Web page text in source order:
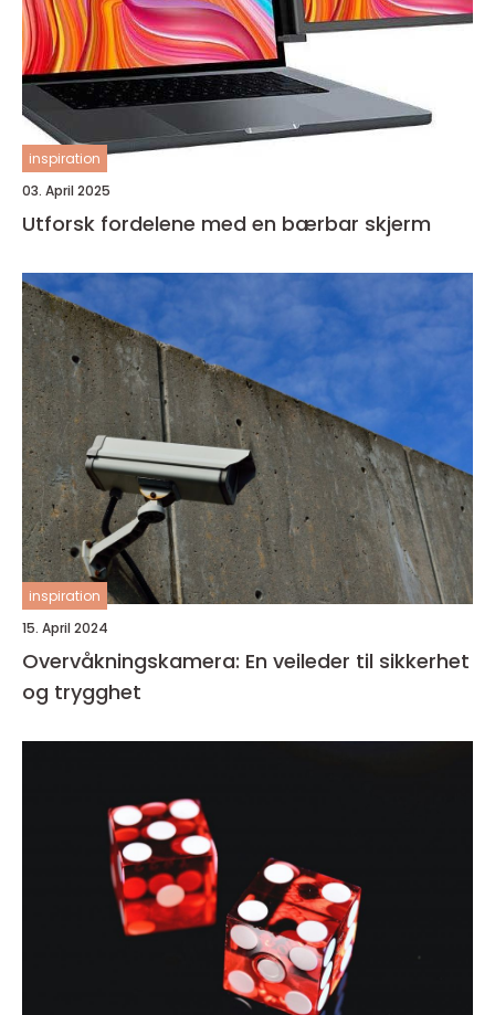
inspiration
03. April 2025
Utforsk fordelene med en bærbar skjerm
inspiration
15. April 2024
Overvåkningskamera: En veileder til sikkerhet
og trygghet